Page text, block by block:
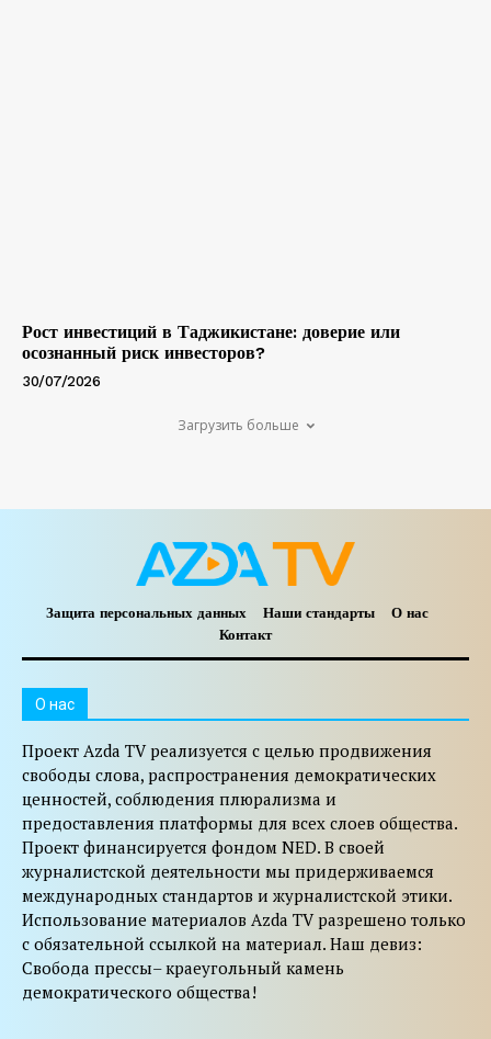
Рост инвестиций в Таджикистане: доверие или
осознанный риск инвесторов?
30/07/2026
Загрузить больше
Защита персональных данных Наши стандарты
О нас
Контакт
O нас
Проект Azda TV реализуется с целью продвижения
свободы слова, распространения демократических
ценностей, соблюдения плюрализма и
предоставления платформы для всех слоев общества.
Проект финансируется фондом NED. В своей
журналистской деятельности мы придерживаемся
международных стандартов и журналистской этики.
Использование материалов Azda TV разрешено только
с обязательной ссылкой на материал. Наш девиз:
Свобода прессы– краеугольный камень
демократического общества!